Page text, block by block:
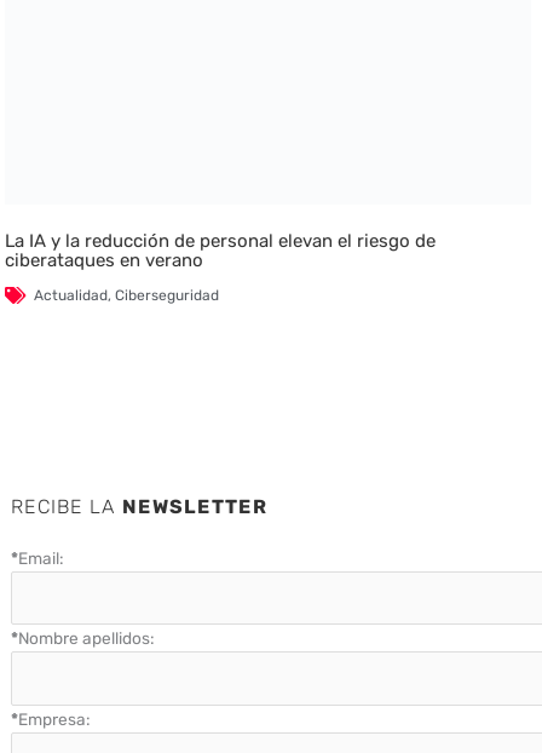
La IA y la reducción de personal elevan el riesgo de
ciberataques en verano
Actualidad,Ciberseguridad
RECIBE LA NEWSLETTER
*Email:
*Nombre apellidos:
*Empresa: